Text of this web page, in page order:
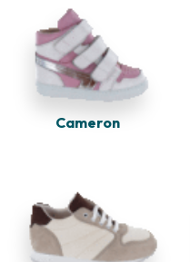
Cameron